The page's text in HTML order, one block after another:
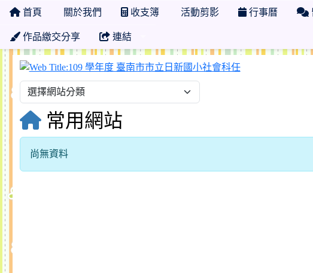
首頁 關於我們 收支簿 活動剪影 行事曆
作品繳交分享 連結
109 學年度 臺南
常用網站
尚無資料